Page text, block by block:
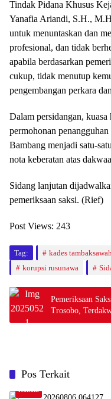
Tindak Pidana Khusus
Yanafia Ariandi, S.H.,
untuk menuntaskan dan
profesional, dan tidak
apabila berdasarkan
cukup, tidak menutup
pengembangan perkara
Dalam persidangan,
permohonan
Bambang menjadi satu-
nota keberatan atas
Sidang lanjutan
pemeriksaan saksi. (Rief)
Post Views: 243
Tag: kades tambaksawah
korupsi rusunawa
Pemeriksaan
Trosobo,
Tambahan
Pos Terkait